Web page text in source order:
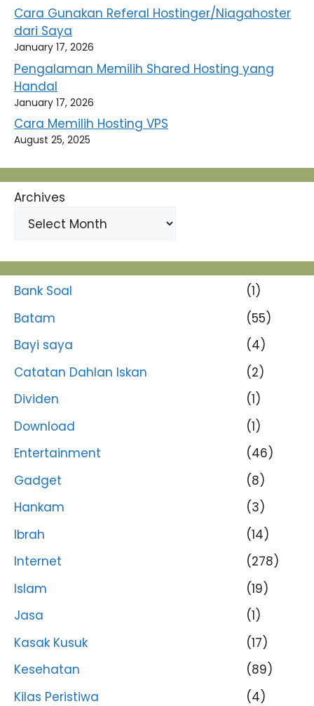
Cara Gunakan Referal Hostinger/Niagahoster
dari Saya
January 17, 2026
Pengalaman Memilih Shared Hosting yang
Handal
January 17, 2026
Cara Memilih Hosting VPS
August 25, 2025
Archives
Bank Soal
(1)
Batam
(55)
Bayi saya
(4)
Catatan Dahlan Iskan
(2)
Dividen
(1)
Download
(1)
Entertainment
(46)
Gadget
(8)
Hankam
(3)
Ibrah
(14)
Internet
(278)
Islam
(19)
Jasa
(1)
Kasak Kusuk
(17)
Kesehatan
(89)
Kilas Peristiwa
(4)